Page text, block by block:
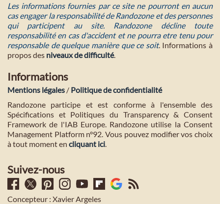
Les informations fournies par ce site ne pourront en aucun
cas engager la responsabilité de Randozone et des personnes
qui participent au site. Randozone décline toute
responsabilité en cas d'accident et ne pourra etre tenu pour
responsable de quelque manière que ce soit. Informations à
propos des niveaux de difficulté.
Informations
Mentions légales / Politique de confidentialité
Randozone participe et est conforme à l'ensemble des
Spécifications et Politiques du Transparency & Consent
Framework de l'IAB Europe. Randozone utilise la Consent
Management Platform n°92. Vous pouvez modifier vos choix
à tout moment en cliquant ici.
Suivez-nous
Concepteur : Xavier Argeles